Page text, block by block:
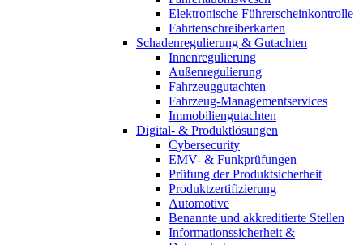
Elektronische Führerscheinkontrolle
Fahrtenschreiberkarten
Schadenregulierung & Gutachten
Innenregulierung
Außenregulierung
Fahrzeuggutachten
Fahrzeug-Managementservices
Immobiliengutachten
Digital- & Produktlösungen
Cybersecurity
EMV- & Funkprüfungen
Prüfung der Produktsicherheit
Produktzertifizierung
Automotive
Benannte und akkreditierte Stellen
Informationssicherheit &